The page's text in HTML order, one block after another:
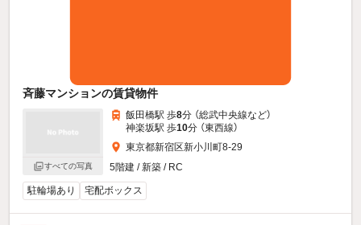
斉藤マンションの賃貸物件
すべての写真
飯田橋駅 歩8分 （総武中央線など）
神楽坂駅 歩10分 （東西線）
東京都新宿区新小川町8-29
5階建 / 新築 / RC
駐輪場あり 宅配ボックス